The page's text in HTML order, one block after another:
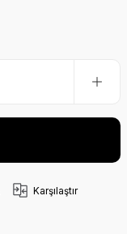
Karşılaştır